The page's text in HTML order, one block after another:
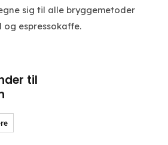
sig til alle bryggemetoder
og espressokaffe.
til